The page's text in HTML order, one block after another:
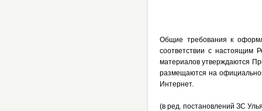
Общие требования к
соответствии с настоящим
материалов утверждаются
размещаются на
Интернет.
(в ред. постановлений ЗС